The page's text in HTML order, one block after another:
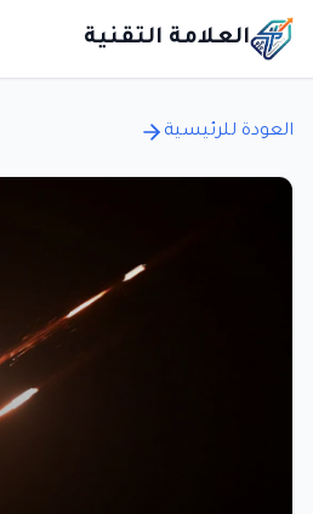
العلامة التقنية
العودة للرئيسية